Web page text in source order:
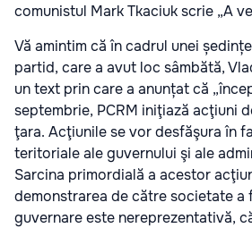
comunistul Mark Tkaciuk scrie „A
Vă amintim că în cadrul unei
partid, care a avut loc sâmbătă,
un text prin care a anunțat că
septembrie, PCRM iniţiază acţiuni
ţara. Acţiunile se vor desfăşura în
teritoriale ale guvernului şi ale
Sarcina primordială a acestor
demonstrarea de către societate a
guvernare este nereprezentativă,